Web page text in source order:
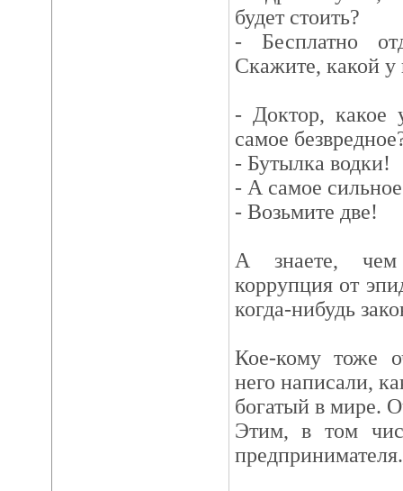
будет стоить?
- Бесплатно
Скажите, какой у
- Доктор, какое
самое
- Бутылка водки!
- А самое
- Возьмите две!
А знаете, чем
коррупция от
когда-нибудь
Кое-кому тоже
него написали,
богатый в мире.
Этим, в том
предпринимателя.